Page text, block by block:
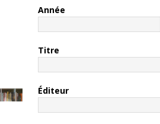
Année
Titre
Éditeur